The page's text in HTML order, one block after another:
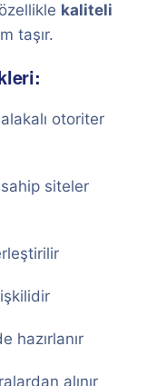
kaliteli
taşır.
otoriter
siteler
hazırlanır
alınır